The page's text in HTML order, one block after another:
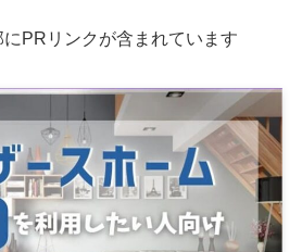
PRリンクが含まれています